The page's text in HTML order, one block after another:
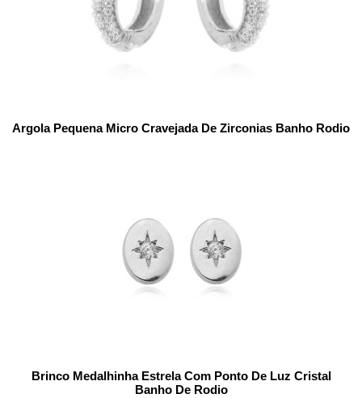
Argola Pequena Micro Cravejada De Zirconias Banho Rodio
Brinco Medalhinha Estrela Com Ponto De Luz Cristal
Banho De Rodio